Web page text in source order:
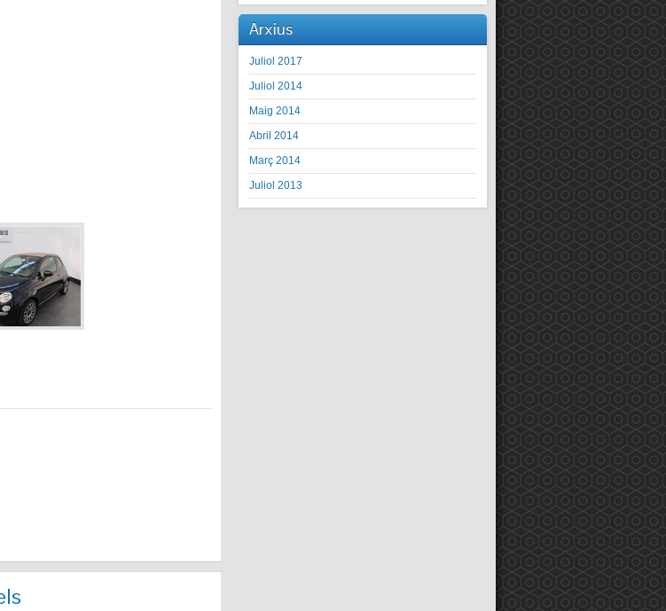
Arxius
Juliol 2017
Juliol 2014
Maig 2014
Abril 2014
Març 2014
Juliol 2013